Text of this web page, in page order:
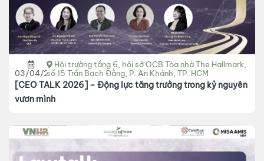
03/04/2026
Hội trường tầng 6, hội sở OCB Tòa nhà The Hallmark,
số 15 Trần Bạch Đằng, P. An Khánh, TP. HCM
[CEO TALK 2026] – Động lực tăng trưởng trong kỷ nguyên
vươn mình